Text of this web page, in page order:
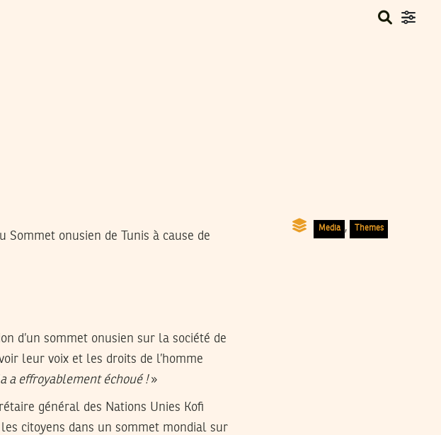
Media , Themes
Sommet onusien de Tunis à cause de
d’un sommet onusien sur la société de
leur voix et les droits de l’homme
a effroyablement échoué !»
général des Nations Unies Kofi
citoyens dans un sommet mondial sur